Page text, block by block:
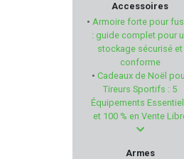
CHAPUIS
KASTELBERG
COMPANY
Accessoires
• Armoire forte pour
: guide complet pour
stockage sécurisé et
conforme
• Cadeaux de Noël
Tireurs Sportifs : 5
Équipements
et 100 % en Vente
Armes